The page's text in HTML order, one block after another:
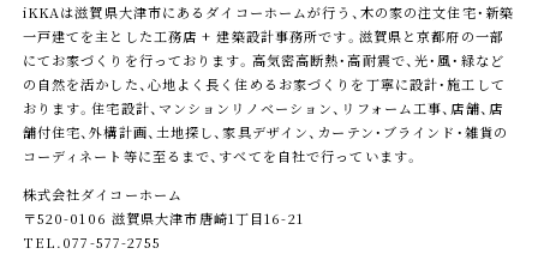
iKKAは滋賀県大津市にあるダイコーホームが行う、木の家の注文住宅・新築
一戸建てを主とした工務店 + 建築設計事務所です。滋賀県と京都府の一部
にてお家づくりを行っております。高気密高断熱・高耐震で、光・風・緑など
の自然を活かした、心地よく長く住めるお家づくりを丁寧に設計・施工して
おります。住宅設計、マンションリノベーション、リフォーム工事、店舗、店
舗付住宅、外構計画、土地探し、家具デザイン、カーテン・ブラインド・雑貨の
コーディネート等に至るまで、すべてを自社で行っています。
株式会社ダイコーホーム
〒520-0106 滋賀県大津市唐崎1丁目16-21
TEL.077-577-2755